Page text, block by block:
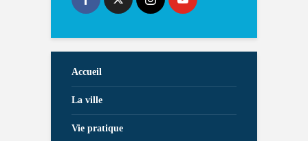
Accueil
La ville
Vie pratique